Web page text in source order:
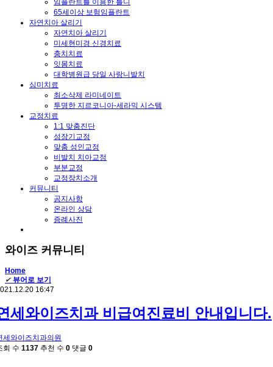
임플란트를 이용한 틀니
65세이상 보험임플란트
자연치아 살리기
자연치아 살리기
미세현미경 신경치료
충치치료
잇몸치료
대학병원급 당일 사랑니발치
심미치료
최소삭제 라미네이트
투명한 지르코니아-세라믹 시스템
교정치료
1:1 맞춤진단
성장기교정
맞춤 성인교정
비발치 치아교정
부분교정
교정장치소개
커뮤니티
공지사항
온라인 상담
증례사진
와이즈 커뮤니티
Home
✔ 뷰어로 보기
16:47
세와이즈치과 비급여진료비 안내입니다.
세와이즈치과의원
회 수 1137 추천 수 0 댓글 0